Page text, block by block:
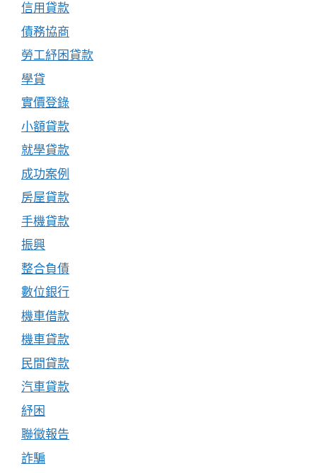
信用貸款
債務協商
勞工紓困貸款
學貸
實價登錄
小額貸款
就學貸款
成功案例
房屋貸款
手機貸款
振興
整合負債
數位銀行
機車借款
機車貸款
民間貸款
汽車貸款
紓困
聯徵報告
詐騙